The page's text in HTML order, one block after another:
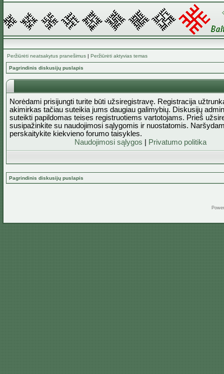
Peržiūrėti neatsakytus pranešimus | Peržiūrėti aktyvias temas
Pagrindinis diskusijų puslapis
Norėdami prisijungti turite būti užsiregistravę. Registracija
akimirkas tačiau suteikia jums daugiau galimybių. Diskusijų
suteikti papildomas teises registruotiems vartotojams. Prieš
susipažinkite su naudojimosi sąlygomis ir nuostatomis.
perskaitykite kiekvieno forumo taisykles.
Naudojimosi sąlygos
Privatumo politika
Pagrindinis diskusijų puslapis